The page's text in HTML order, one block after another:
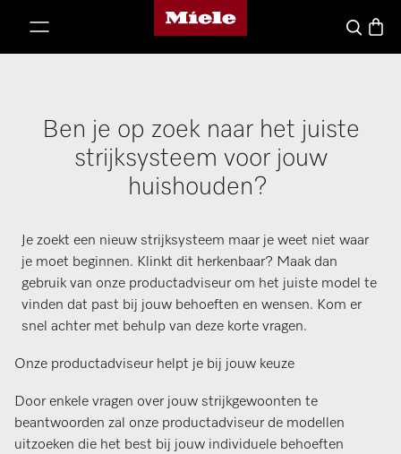
Homepage van Miele
Wat zoek
Ben je op zoek naar het juiste
strijksysteem voor jouw
huishouden?
Je zoekt een nieuw strijksysteem maar je weet niet waar
je moet beginnen. Klinkt dit herkenbaar? Maak dan
gebruik van onze productadviseur om het juiste model te
vinden dat past bij jouw behoeften en wensen. Kom er
snel achter met behulp van deze korte vragen.
Onze productadviseur helpt je bij jouw keuze
Door enkele vragen over jouw strijkgewoonten te
beantwoorden zal onze productadviseur de modellen
uitzoeken die het best bij jouw individuele behoeften